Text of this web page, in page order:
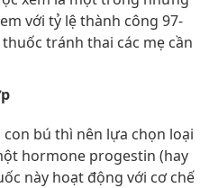
với tỷ lệ thành công 97-
tránh thai các mẹ cần
bú thì nên lựa chọn loại
hormone progestin (hay
này hoạt động với cơ chế